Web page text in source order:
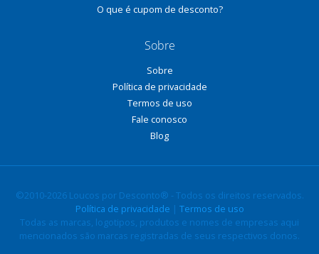
O que é cupom de desconto?
Sobre
Sobre
Política de privacidade
Termos de uso
Fale conosco
Blog
©2010-2026 Loucos por Desconto® - Todos os direitos reservados.
Política de privacidade | Termos de uso
Todas as marcas, logotipos, produtos e nomes de empresas aqui
mencionados são marcas registradas de seus respectivos donos.